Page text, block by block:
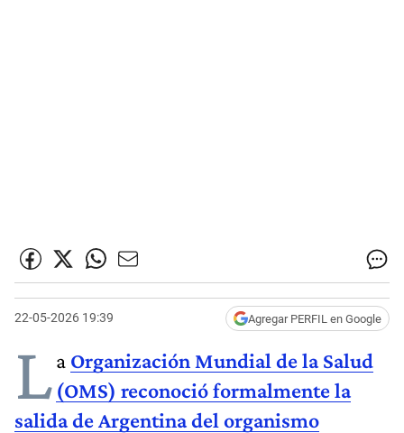
22-05-2026 19:39 Agregar PERFIL en Google
La Organización Mundial de la Salud
(OMS) reconoció formalmente la
salida de Argentina del organismo